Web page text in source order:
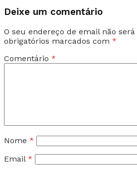
Deixe um comentário
O seu endereço de email não
obrigatórios marcados com *
Comentário *
Nome *
Email *